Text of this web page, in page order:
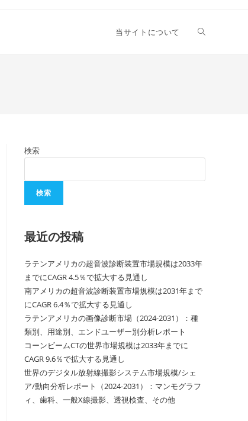
当サイトについて
検索
検索
最近の投稿
ラテンアメリカの超音波診断装置市場規模は2033年
までにCAGR 4.5％で拡大する見通し
南アメリカの超音波診断装置市場規模は2031年まで
にCAGR 6.4％で拡大する見通し
ラテンアメリカの画像診断市場（2024-2031）：種
類別、用途別、エンドユーザー別分析レポート
コーンビームCTの世界市場規模は2033年までに
CAGR 9.6％で拡大する見通し
世界のデジタル放射線撮影システム市場規模/シェ
ア/動向分析レポート（2024-2031）：マンモグラフ
ィ、歯科、一般X線撮影、透視検査、その他